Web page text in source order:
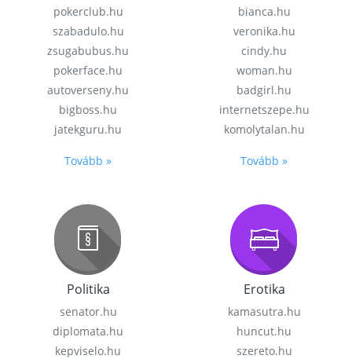
pokerclub.hu
szabadulo.hu
zsugabubus.hu
pokerface.hu
autoverseny.hu
bigboss.hu
jatekguru.hu
Tovább »
bianca.hu
veronika.hu
cindy.hu
woman.hu
badgirl.hu
internetszepe.hu
komolytalan.hu
Tovább »
Politika
senator.hu
diplomata.hu
kepviselo.hu
Erotika
kamasutra.hu
huncut.hu
szereto.hu